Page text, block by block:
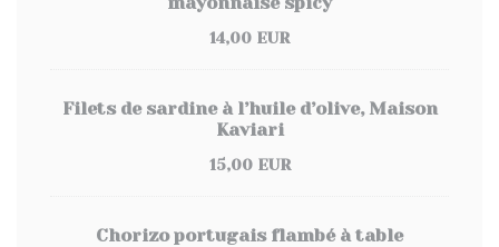
14,00 EUR
Filets de sardine à l’huile d’olive, Maison
Kaviari
15,00 EUR
Chorizo portugais flambé à table